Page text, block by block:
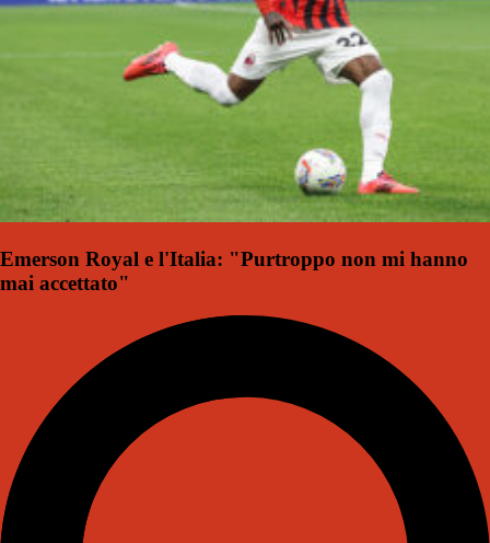
Emerson Royal e l'Italia: "Purtroppo non mi hanno
mai accettato"